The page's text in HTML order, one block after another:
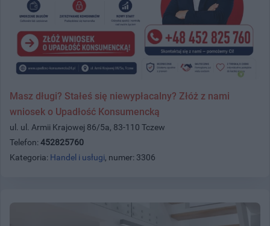
Masz długi? Stałeś się niewypłacalny? Złóż z nami
wniosek o Upadłość Konsumencką
ul. ul. Armii Krajowej 86/5a, 83-110 Tczew
Telefon: 452825760
Kategoria: Handel i usługi, numer: 3306